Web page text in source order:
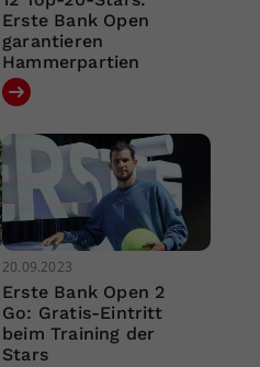
Erste Bank Open
garantieren
Hammerpartien
20.09.2023
Erste Bank Open 2
Go: Gratis-Eintritt
beim Training der
Stars